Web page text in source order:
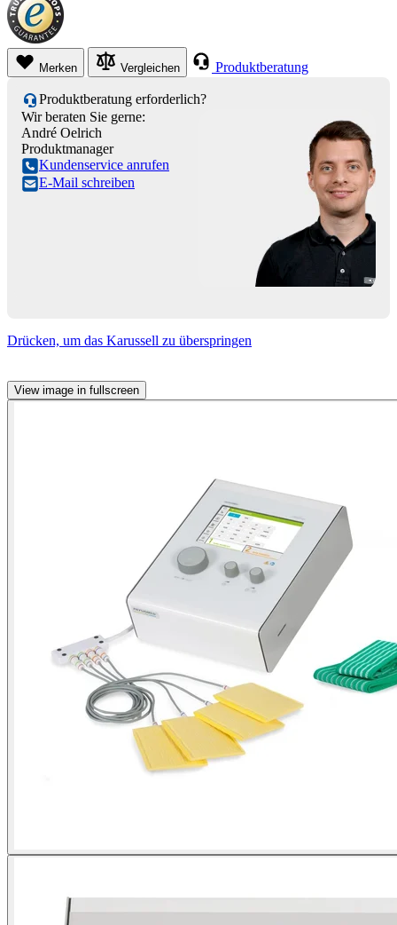
Merken Vergleichen Produktberatung
Produktberatung erforderlich?
Wir beraten Sie gerne:
André Oelrich
Produktmanager
Kundenservice anrufen
E-Mail schreiben
Drücken, um das Karussell zu überspringen
View image in fullscreen